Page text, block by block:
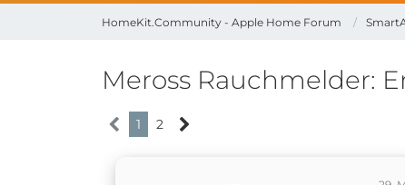
HomeKit.Community - Apple Home Forum
Meross Rauchmelder:
1 2